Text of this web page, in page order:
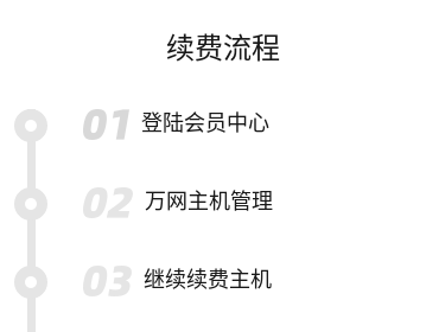
续费流程
登陆会员中心
万网主机管理
继续续费主机